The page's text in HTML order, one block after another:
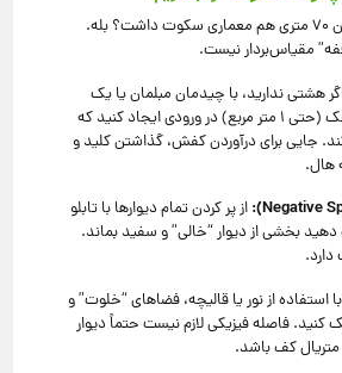
آیا می‌توان در آپارتمان ۷۰ متری هم معماری سکوت داشت؟ بله.
مقیاس‌بردار نیست.
هشتی ندارید، با چیدمان مبلمان یا یک
پارتیشن، فضایی کوچک (حتی ۱ متر مربع) در ورودی ایجاد کنید که
جایی برای درآوردن کفش، گذاشتن کلید و
هال.
از پر کردن تمام دیوارها با تابلو
دهید بخشی از دیوار “خالی” و سفید بماند.
با استفاده از نور یا قالیچه، فضاهای “خلوت” و
کنید. فاصله فیزیکی لازم نیست حتماً دیوار
متریال کف باشد.